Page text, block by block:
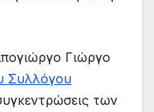
Γιώργο
Συλλόγου
των